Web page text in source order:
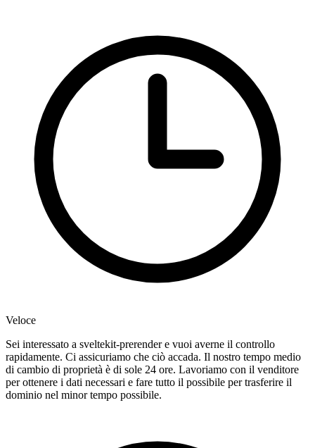
Veloce
Sei interessato a sveltekit-prerender e vuoi averne il controllo
rapidamente. Ci assicuriamo che ciò accada. Il nostro tempo medio
di cambio di proprietà è di sole 24 ore. Lavoriamo con il venditore
per ottenere i dati necessari e fare tutto il possibile per trasferire il
dominio nel minor tempo possibile.